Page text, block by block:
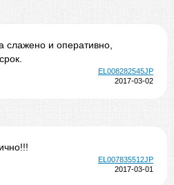
слажено и оперативно,
EL008282545JP
2017-03-02
EL007835512JP
2017-03-01